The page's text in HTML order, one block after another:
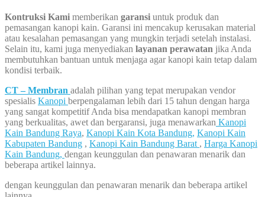
Kontruksi Kami memberikan garansi untuk produk dan
pemasangan kanopi kain. Garansi ini mencakup kerusakan material
atau kesalahan pemasangan yang mungkin terjadi setelah instalasi.
Selain itu, kami juga menyediakan layanan perawatan jika Anda
membutuhkan bantuan untuk menjaga agar kanopi kain tetap dalam
kondisi terbaik.
CT – Membran adalah pilihan yang tepat merupakan vendor
spesialis Kanopi berpengalaman lebih dari 15 tahun dengan harga
yang sangat kompetitif Anda bisa mendapatkan kanopi membran
yang berkualitas, awet dan bergaransi, juga menawarkan Kanopi
Kain Bandung Raya, Kanopi Kain Kota Bandung, Kanopi Kain
Kabupaten Bandung , Kanopi Kain Bandung Barat , Harga Kanopi
Kain Bandung, dengan keunggulan dan penawaran menarik dan
beberapa artikel lainnya.
dengan keunggulan dan penawaran menarik dan beberapa artikel